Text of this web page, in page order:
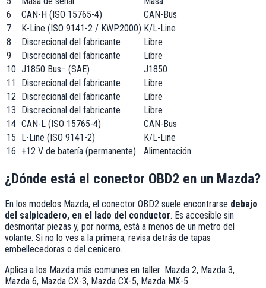
6
CAN-H (ISO 15765-4)
CAN-Bus
7
K-Line (ISO 9141-2 / KWP2000) K/L-Line
8
Discrecional del fabricante
Libre
9
Discrecional del fabricante
Libre
10 J1850 Bus− (SAE)
J1850
11
Discrecional del fabricante
Libre
12 Discrecional del fabricante
Libre
13 Discrecional del fabricante
Libre
14 CAN-L (ISO 15765-4)
CAN-Bus
15 L-Line (ISO 9141-2)
K/L-Line
16 +12 V de batería (permanente) Alimentación
¿Dónde está el conector OBD2 en un Mazda?
En los modelos Mazda, el conector OBD2 suele encontrarse debajo
del salpicadero, en el lado del conductor. Es accesible sin
desmontar piezas y, por norma, está a menos de un metro del
volante. Si no lo ves a la primera, revisa detrás de tapas
embellecedoras o del cenicero.
Aplica a los Mazda más comunes en taller: Mazda 2, Mazda 3,
Mazda 6, Mazda CX-3, Mazda CX-5, Mazda MX-5.